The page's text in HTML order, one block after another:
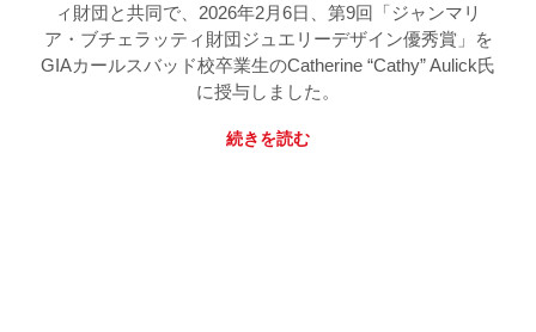
ィ財団と共同で、2026年2月6日、第9回「ジャンマリ
ア・ブチェラッティ財団ジュエリーデザイン優秀賞」を
GIAカールスバッド校卒業生のCatherine “Cathy” Aulick氏
に授与しました。
続きを読む